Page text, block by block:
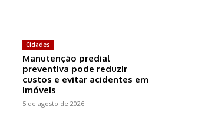
Cidades
Manutenção predial
preventiva pode reduzir
custos e evitar acidentes em
imóveis
5 de agosto de 2026